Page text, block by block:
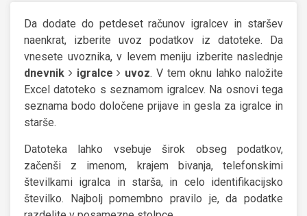
Da dodate do petdeset računov igralcev in staršev
naenkrat, izberite uvoz podatkov iz datoteke. Da
vnesete uvoznika, v levem meniju izberite naslednje
dnevnik
igralce uvoz. V tem oknu lahko naložite
Excel datoteko s seznamom igralcev. Na osnovi tega
seznama bodo določene prijave in gesla za igralce in
starše.
Datoteka lahko vsebuje širok obseg podatkov,
začenši z imenom, krajem bivanja, telefonskimi
številkami igralca in starša, in celo identifikacijsko
številko. Najbolj pomembno pravilo je, da podatke